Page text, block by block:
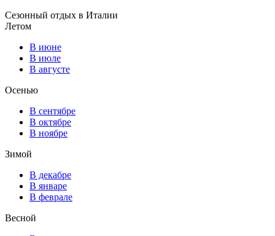
Сезонный отдых в Италии
Летом
В июне
В июле
В августе
Осенью
В сентябре
В октябре
В ноябре
Зимой
В декабре
В январе
В феврале
Весной